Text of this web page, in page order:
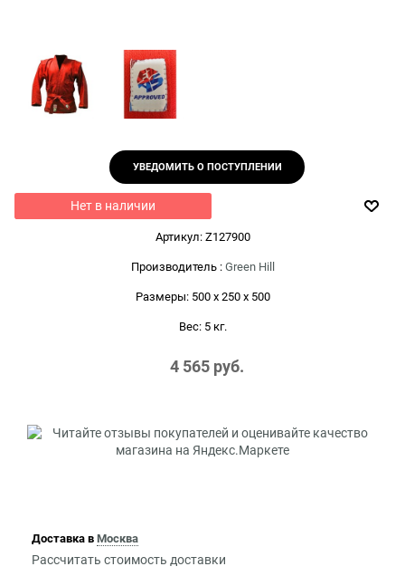
УВЕДОМИТЬ О ПОСТУПЛЕНИИ
Нет в наличии
Артикул: Z127900
Производитель : Green Hill
Размеры: 500 x 250 x 500
Вес: 5кг.
4 565 руб.
Доставка в Москва
Рассчитать стоимость доставки